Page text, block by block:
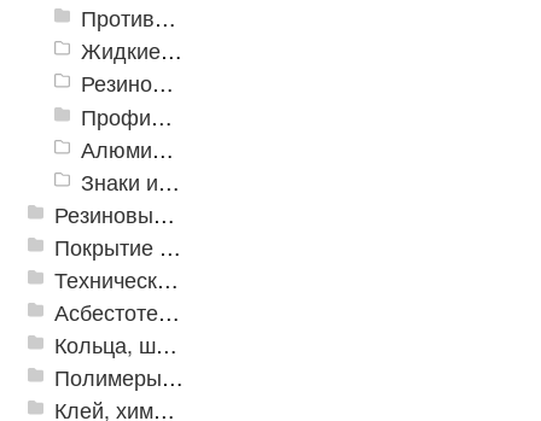
Противоскользящие ленты
Жидкие противоскользящие средства
Резиновый профиль с алюминиевой вставкой «NoSlip»
Профили закладные
Алюминиевый профиль для ленты
Знаки из полистирола для разметки пола
Резиновые и ПВХ дорожки
Покрытие из резиновой крошки
Техническая резина
Асбестотехнические и теплоизоляционные материалы
Кольца, шайбы, манжеты
Полимеры и пластики
Клей, химия, сопутствующие товары